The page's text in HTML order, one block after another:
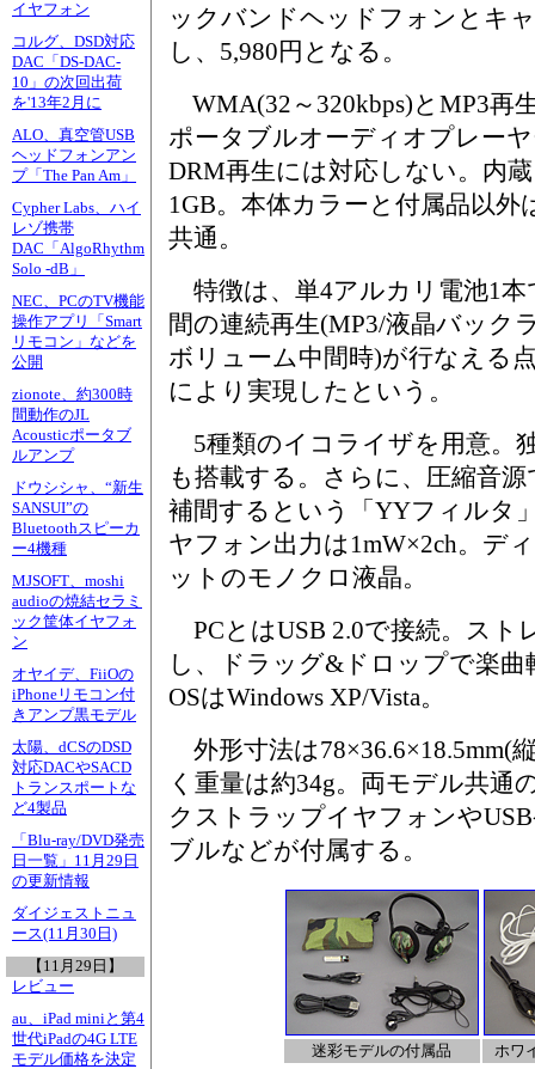
イヤフォン
コルグ、DSD対応
DAC「DS-DAC-
10」の次回出荷
を'13年2月に
ALO、真空管USB
ヘッドフォンアン
プ「The Pan Am」
Cypher Labs、ハイ
レゾ携帯
DAC「AlgoRhythm
Solo -dB」
NEC、PCのTV機能
操作アプリ「Smart
リモコン」などを
公開
zionote、約300時
間動作のJL
Acousticポータブ
ルアンプ
ドウシシャ、“新生
SANSUI”の
Bluetoothスピーカ
ー4機種
MJSOFT、moshi
audioの焼結セラミ
ック筐体イヤフォ
ン
オヤイデ、FiiOの
iPhoneリモコン付
きアンプ黒モデル
太陽、dCSのDSD
対応DACやSACD
トランスポートな
ど4製品
「Blu-ray/DVD発売
日一覧」11月29日
の更新情報
ダイジェストニュ
ース(11月30日)
【11月29日】
レビュー
au、iPad miniと第4
世代iPadの4G LTE
モデル価格を決定
ックバンドヘッドフォンとキ
し、5,980円となる。
WMA(32～320kbps)とMP3再
ポータブルオーディオプレー
DRM再生には対応しない。内
1GB。本体カラーと付属品以外
共通。
特徴は、単4アルカリ電池1本
間の連続再生(MP3/液晶バック
ボリューム中間時)が行なえる
により実現したという。
5種類のイコライザを用意。
も搭載する。さらに、圧縮音
補間するという「YYフィルタ
ヤフォン出力は1mW×2ch。デ
ットのモノクロ液晶。
PCとはUSB 2.0で接続。スト
し、ドラッグ&ドロップで楽
OSはWindows XP/Vista。
外形寸法は78×36.6×18.5mm(
く重量は約34g。両モデル共通
クストラップイヤフォンや
ブルなどが付属する。
迷彩モデルの付属品 ホワ